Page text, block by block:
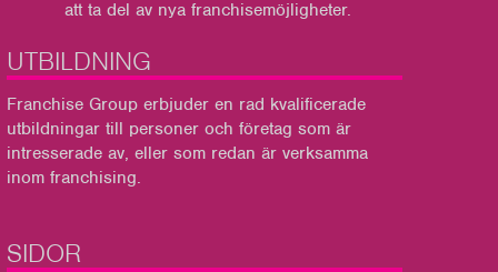
att ta del av nya franchisemöjligheter.
UTBILDNING
Franchise Group erbjuder en rad kvalificerade
utbildningar till personer och företag som är
intresserade av, eller som redan är verksamma
inom franchising.
SIDOR